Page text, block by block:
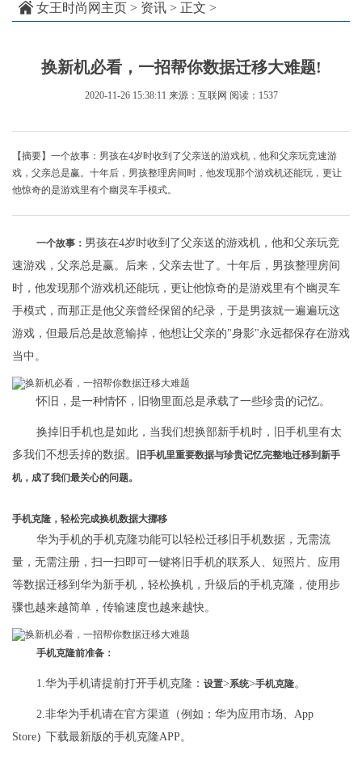
女王时尚网主页 > 资讯 > 正文 >
换新机必看，一招帮你数据迁移大难题!
2020-11-26 15:38:11 来源：互联网 阅读：1537
【摘要】一个故事：男孩在4岁时收到了父亲送的游戏机，他和父亲玩竞速游
戏，父亲总是赢。十年后，男孩整理房间时，他发现那个游戏机还能玩，更让
他惊奇的是游戏里有个幽灵车手模式。
一个故事： 男孩在4岁时收到了父亲送的游戏机，他和父亲玩竞
速游戏，父亲总是赢。后来，父亲去世了。十年后，男孩整理房间
时，他发现那个游戏机还能玩，更让他惊奇的是游戏里有个幽灵车
手模式，而那正是他父亲曾经保留的纪录，于是男孩就一遍遍玩这
游戏，但最后总是故意输掉，他想让父亲的"身影"永远都保存在游戏
当中。
怀旧，是一种情怀，旧物里面总是承载了一些珍贵的记忆。
换掉旧手机也是如此，当我们想换部新手机时，旧手机里有太
多我们不想丢掉的数据。
旧手机里重要数据与珍贵记忆完整地迁移到新手
机，成了我们最关心的问题。
手机克隆，轻松完成换机数据大挪移
华为手机的手机克隆功能可以轻松迁移旧手机数据，无需流
量，无需注册，扫一扫即可一键将旧手机的联系人、短照片、应用
等数据迁移到华为新手机，轻松换机，升级后的手机克隆，使用步
骤也越来越简单，传输速度也越来越快。
手机克隆前准备：
1.华为手机请提前打开手机克隆： 设置>系统>手机克隆。
2.非华为手机请在官方渠道（例如：华为应用市场、App
Store） 下载最新版的手机克隆APP。